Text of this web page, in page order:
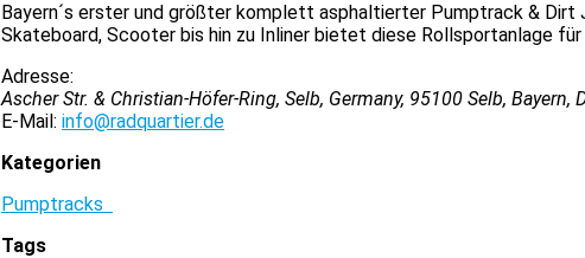
Bayern´s erster und größter komplett asphaltierter Pumptrack & Dirt
Skateboard, Scooter bis hin zu Inliner bietet diese Rollsportanlage
Adresse:
Ascher Str. & Christian-Höfer-Ring, Selb, Germany, 95100 Selb, Bayern,
E-Mail: info@radquartier.de
Kategorien
Pumptracks
Tags